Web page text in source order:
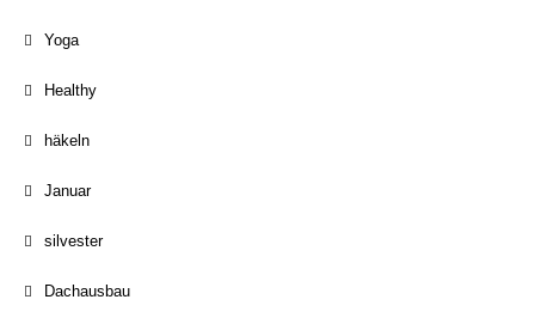
Yoga
Healthy
häkeln
Januar
silvester
Dachausbau